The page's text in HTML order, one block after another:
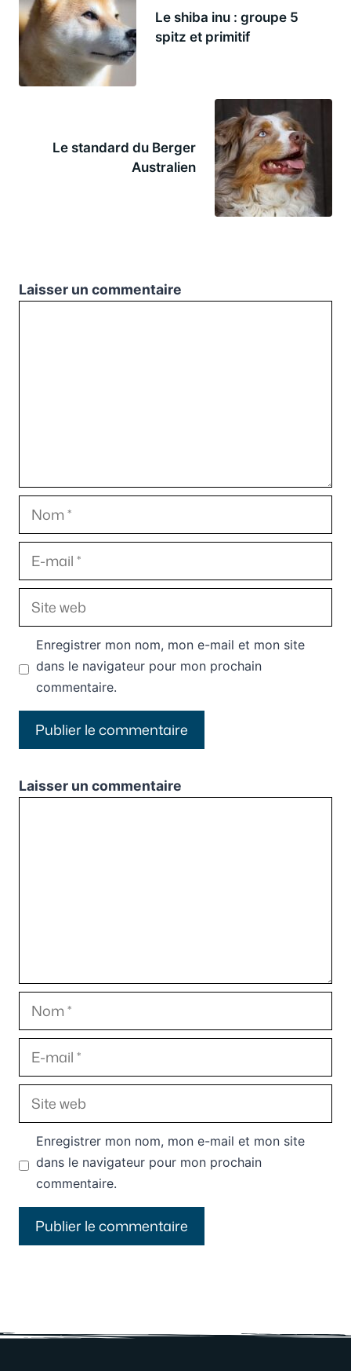
Le shiba inu : groupe 5
spitz et primitif
Le standard du Berger
Australien
Laisser un commentaire
Nom
E-
mail
Site
web
Enregistrer mon nom, mon e-mail et mon site
dans le navigateur pour mon prochain
commentaire.
Laisser un commentaire
Nom
E-
mail
Site
web
Enregistrer mon nom, mon e-mail et mon site
dans le navigateur pour mon prochain
commentaire.